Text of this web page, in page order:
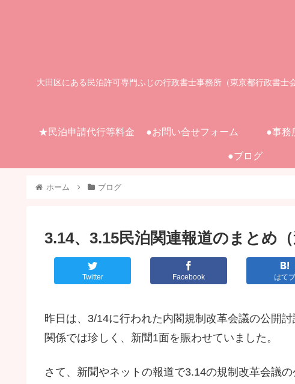
大田区にある民泊許可専門ふじの行政書士事務所（東京都行政書
★民泊申請代行等料金 ●お問い合せフォーム ●事務
●ブログ
ホーム ブログ
3.14、3.15民泊関連報道のまとめ（
Twitter Facebook はてブ
昨日は、3/14に行われた内閣規制改革会議の公開
関係では珍しく、新聞1面を賑わせていました。
さて、新聞やネットの報道で3.14の規制改革会議